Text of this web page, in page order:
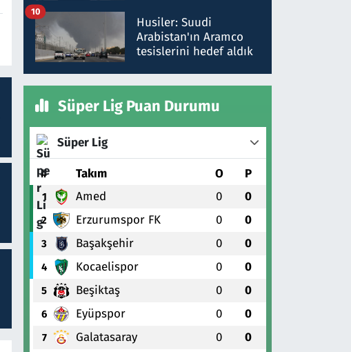
talimat verdi, ben
gönderdim
Husiler: Suudi
Arabistan'ın Aramco
tesislerini hedef aldık
10
Süper Lig Puan Durumu
Süper Lig
# Takım O P
1 Amed 0 0
2 Erzurumspor FK 0 0
3 Başakşehir 0 0
4 Kocaelispor 0 0
5 Beşiktaş 0 0
6 Eyüpspor 0 0
7 Galatasaray 0 0